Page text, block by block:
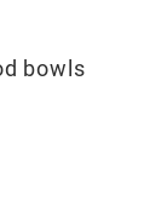
bowls